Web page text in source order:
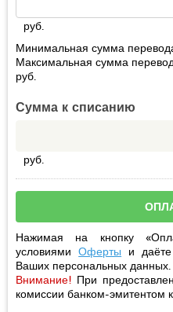
руб.
Минимальная сумма
Максимальная сумма
руб.
Сумма к списанию
руб.
Нажимая на кнопку
условиямиОферты и
Ваших персональных данных.
Внимание! При
комиссии банком-эмитентом